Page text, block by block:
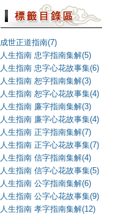
成世正道指南(7)
人生指南 忠字指南集解(5)
人生指南 忠字心花故事集(6)
人生指南 恕字指南集解(3)
人生指南 恕字心花故事集(4)
人生指南 廉字指南集解(3)
人生指南 廉字心花故事集(4)
人生指南 正字指南集解(7)
人生指南 正字心花故事集(7)
人生指南 信字指南集解(4)
人生指南 信字心花故事集(5)
人生指南 公字指南集解(6)
人生指南 公字心花故事集(9)
人生指南 孝字指南集解(12)